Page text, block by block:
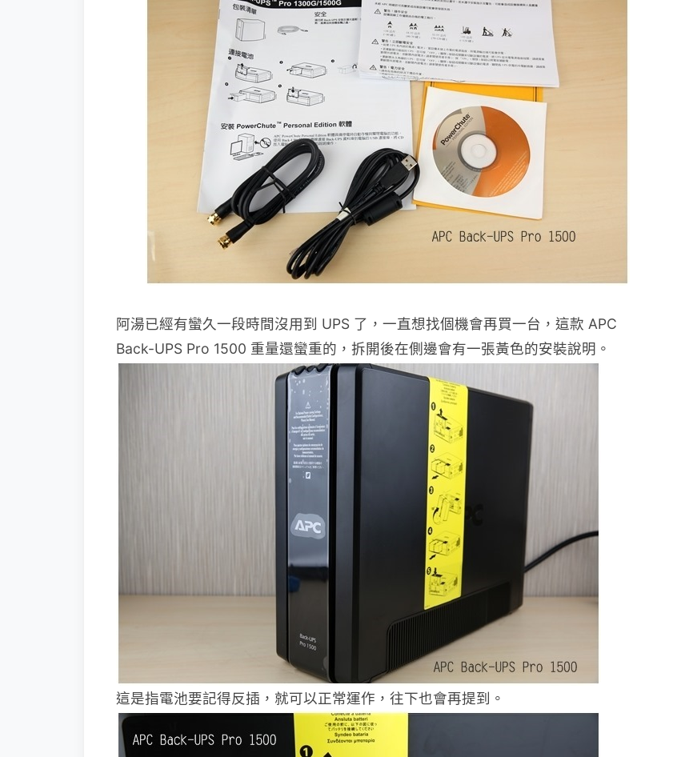
阿湯已經有蠻久一段時間沒用到 UPS 了，一直想找個機會再買一台，這款 APC
Back-UPS Pro 1500 重量還蠻重的，拆開後在側邊會有一張黃色的安裝說明。
這是指電池要記得反插，就可以正常運作，往下也會再提到。